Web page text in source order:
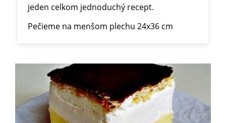
jeden celkom jednoduchý recept.
Pečieme na menšom plechu 24x36 cm